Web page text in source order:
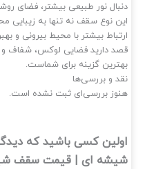
نور طبیعی بیشتر، فضای روشن و
نوع سقف نه تنها به زیبایی محیط
بیشتر با محیط بیرونی و بهبود
دارید فضایی لوکس، شفاف و زیبا
گزینه برای شماست.
و بررسی‌ها
بررسی‌ای ثبت نشده است.
کسی باشید که
ای | قیمت سقف شیشه